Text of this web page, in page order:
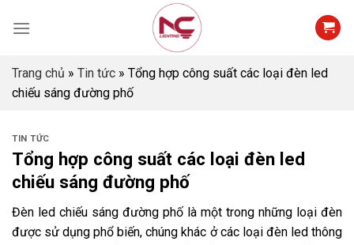
Trang chủ » Tin tức » Tổng hợp công suất các loại đèn led
chiếu sáng đường phố
TIN TỨC
Tổng hợp công suất các loại đèn led
chiếu sáng đường phố
Đèn led chiếu sáng đường phố là một trong những loại đèn
được sử dụng phổ biến, chúng khác ở các loại đèn led thông